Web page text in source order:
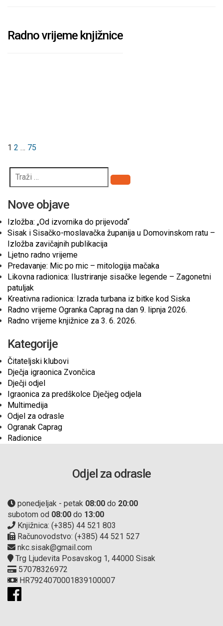
Radno vrijeme knjižnice
1 2 … 75
Pretraži
Nove objave
Izložba: „Od izvornika do prijevoda“
Sisak i Sisačko-moslavačka županija u Domovinskom ratu –
Izložba zavičajnih publikacija
Ljetno radno vrijeme
Predavanje: Mic po mic – mitologija mačaka
Likovna radionica: Ilustriranje sisačke legende – Zagonetni
patuljak
Kreativna radionica: Izrada turbana iz bitke kod Siska
Radno vrijeme Ogranka Caprag na dan 9. lipnja 2026.
Radno vrijeme knjižnice za 3. 6. 2026.
Kategorije
Čitateljski klubovi
Dječja igraonica Zvončica
Dječji odjel
Igraonica za predškolce Dječjeg odjela
Multimedija
Odjel za odrasle
Ogranak Caprag
Radionice
Odjel za odrasle
ponedjeljak - petak 08:00 do 20:00
subotom od 08:00 do 13:00
Knjižnica: (+385) 44 521 803
Računovodstvo: (+385) 44 521 527
nkc.sisak@gmail.com
Trg Ljudevita Posavskog 1, 44000 Sisak
57078326972
HR7924070001839100007